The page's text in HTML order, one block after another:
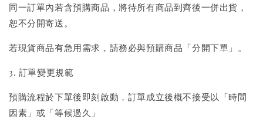
美國有機貓草毛線老鼠
NT$ 350 TWD
- +
同一訂單內若含預購商品，將待所有商品到齊後一併出貨，
恕不分開寄送。
若現貨商品有急用需求，請務必與預購商品「分開下單」。
3. 訂單變更規範
預購流程於下單後即刻啟動，訂單成立後概不接受以「時間
因素」或「等候過久」